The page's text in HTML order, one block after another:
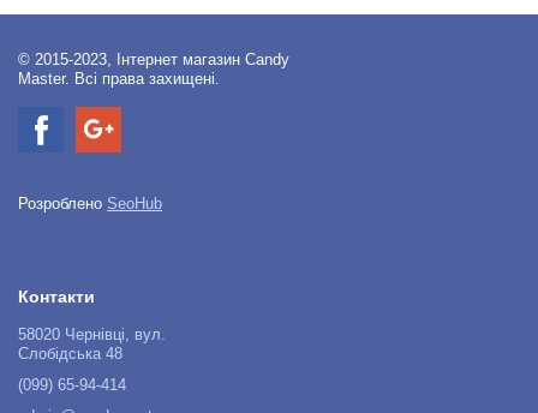
© 2015-2023, Інтернет магазин Candy
Master. Всі права захищені.
Розроблено SeoHub
Контакти
58020 Чернівці, вул.
Слобідська 48
(099) 65-94-414